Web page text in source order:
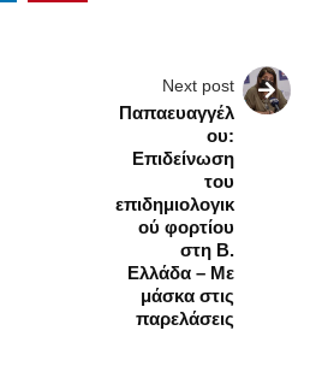
Next post
Παπαευαγγέλ
ου:
Επιδείνωση
του
επιδημιολογικ
ού φορτίου
στη Β.
Ελλάδα – Με
μάσκα στις
παρελάσεις